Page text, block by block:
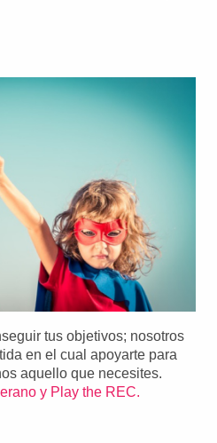
tus objetivos; nosotros
en el cual apoyarte para
aquello que necesites.
y Play the REC.